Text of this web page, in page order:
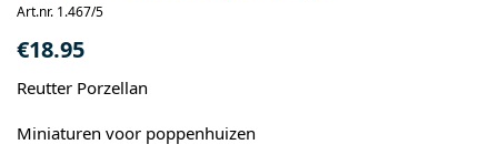
Art.nr. 1.467/5
€18.95
Reutter Porzellan
Miniaturen voor poppenhuizen